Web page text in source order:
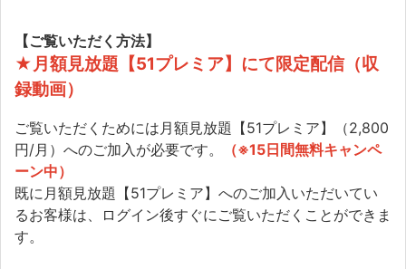
【ご覧いただく方法】
★月額見放題【51プレミア】にて限定配信（収
録動画）
ご覧いただくためには月額見放題【51プレミア】（2,800
円/月）へのご加入が必要です。
（※15日間無料キャンペ
ーン中）
既に月額見放題【51プレミア】へのご加入いただいてい
るお客様は、ログイン後すぐにご覧いただくことができま
す。